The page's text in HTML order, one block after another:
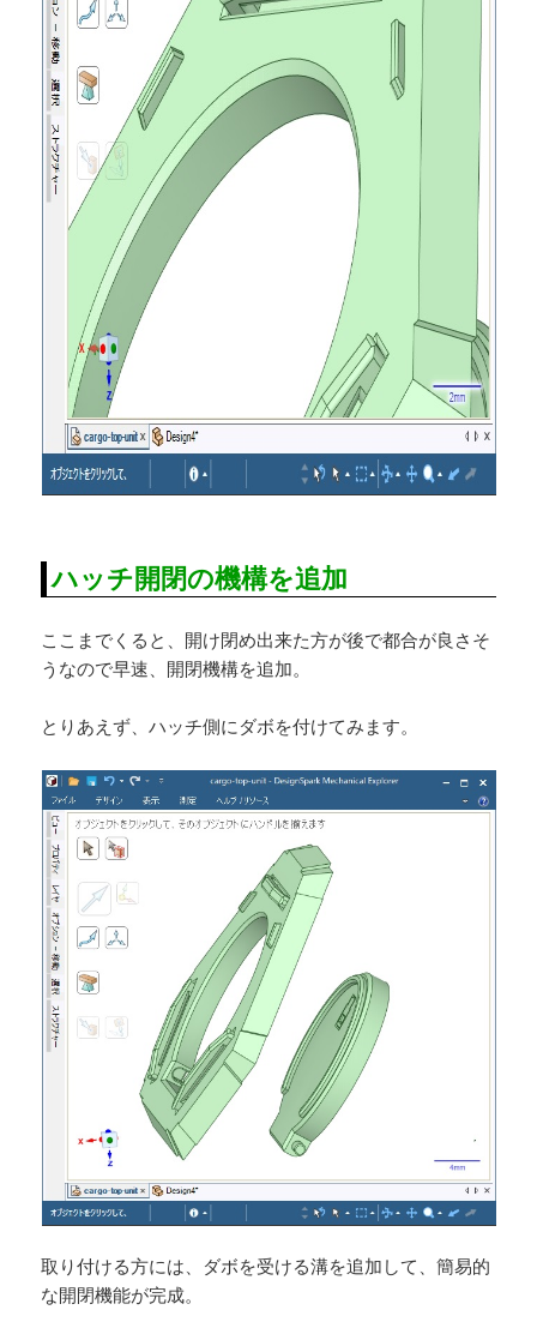
ハッチ開閉の機構を追加
ここまでくると、開け閉め出来た方が後で都合が良さそ
うなので早速、開閉機構を追加。
とりあえず、ハッチ側にダボを付けてみます。
取り付ける方には、ダボを受ける溝を追加して、簡易的
な開閉機能が完成。